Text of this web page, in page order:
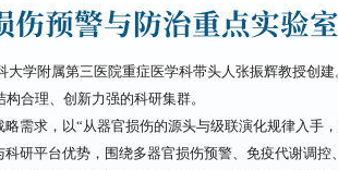
伤预警与防治重点实验室
学附属第三医院重症医学科带头人张振辉教授创
合理、创新力强的科研集群。
需求，以“从器官损伤的源头与级联演化规律入手
研平台优势，围绕多器官损伤预警、免疫代谢调